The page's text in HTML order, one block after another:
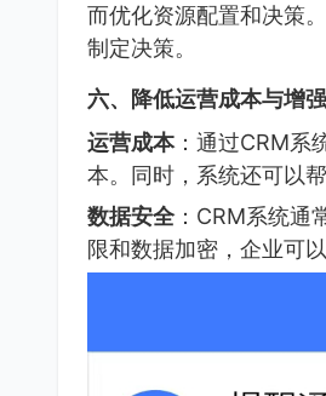
而优化资源配置和决策
制定决策。
六、降低运营成本与增
运营成本：通过CRM系
本。同时，系统还可以
数据安全：CRM系统通
限和数据加密，企业可